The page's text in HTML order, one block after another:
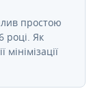
простою
році. Як
мінімізації